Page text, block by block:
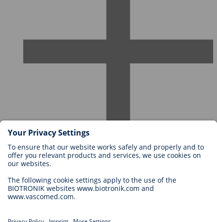
Karriere bei BIOTRONIK
Einstieg
Bewerbung
Karrierechancen